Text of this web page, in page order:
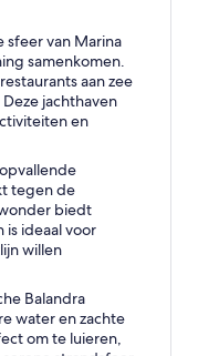
sfeer van Marina
samenkomen.
aan zee
jachthaven
en
tegen de
biedt
ideaal voor
willen
Balandra
water en zachte
om te luieren,